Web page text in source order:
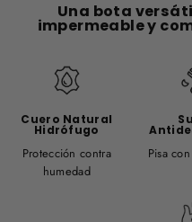
Una bota
impermeable y
Cuero Natural
Hidrófugo
Protección contra
humedad
Pisa